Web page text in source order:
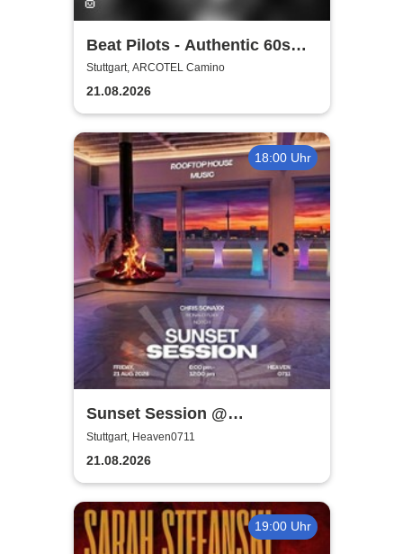
Beat Pilots - Authentic 60s
sound
Stuttgart, ARCOTEL Camino
21.08.2026
18:00 Uhr
Sunset Session @
Heaven0711 in Stuttgart
Stuttgart, Heaven0711
21.08.2026
19:00 Uhr